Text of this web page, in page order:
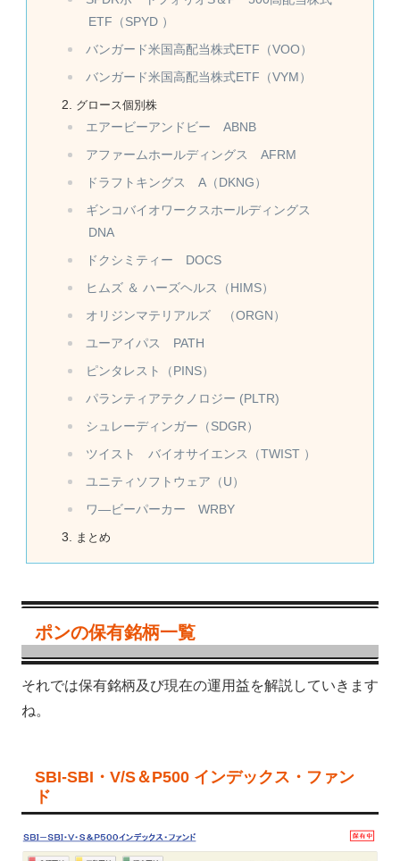
ETF（SPYD ）
バンガード米国高配当株式ETF（VOO）
バンガード米国高配当株式ETF（VYM）
グロース個別株
エアービーアンドビー ABNB
アファームホールディングス AFRM
ドラフトキングス A（DKNG）
ギンコバイオワークスホールディングス
DNA
ドクシミティー DOCS
ヒムズ ＆ ハーズヘルス（HIMS）
オリジンマテリアルズ （ORGN）
ユーアイパス PATH
ピンタレスト（PINS）
パランティアテクノロジー (PLTR)
シュレーディンガー（SDGR）
ツイスト バイオサイエンス（TWIST ）
ユニティソフトウェア（U）
ワ―ビーパーカー WRBY
まとめ
ポンの保有銘柄一覧
それでは保有銘柄及び現在の運用益を解説していきます
ね。
SBI-SBI・V/S＆P500 インデックス・ファン
ド